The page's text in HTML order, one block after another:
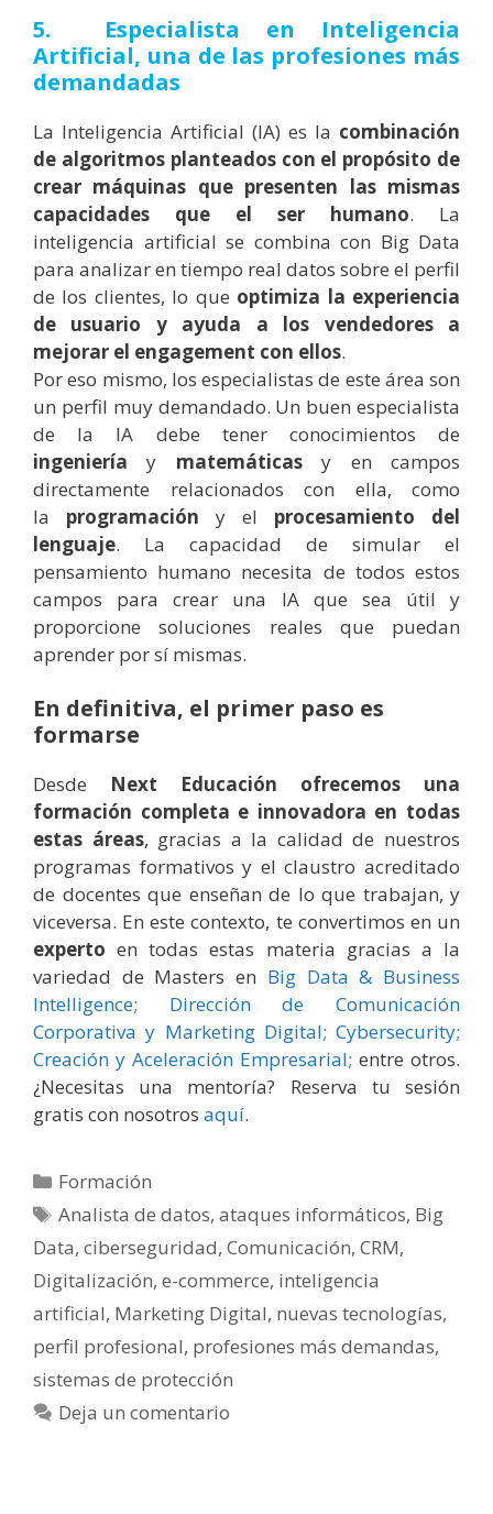
5. Especialista en Inteligencia
Artificial, una de las profesiones más
demandadas
La Inteligencia Artificial (IA) es la combinación
de algoritmos planteados con el propósito de
crear máquinas que presenten las mismas
capacidades que el ser humano. La
inteligencia artificial se combina con Big Data
para analizar en tiempo real datos sobre el perfil
de los clientes, lo que optimiza la experiencia
de usuario y ayuda a los vendedores a
mejorar el engagement con ellos.
Por eso mismo, los especialistas de este área son
un perfil muy demandado. Un buen especialista
de la IA debe tener conocimientos de
ingeniería y matemáticasy en campos
directamente relacionados con ella, como
la programación y el procesamiento del
lenguaje. La capacidad de simular el
pensamiento humano necesita de todos estos
campos para crear una IA que sea útil y
proporcione soluciones reales que puedan
aprender por sí mismas.
En definitiva, el primer paso es
formarse
Desde Next Educación ofrecemos una
formación completa e innovadora en todas
estas áreas, gracias a la calidad de nuestros
programas formativos y el claustro acreditado
de docentes que enseñan de lo que trabajan, y
viceversa. En este contexto, te convertimos en un
experto en todas estas materia gracias a la
variedad de Masters en Big Data & Business
Intelligence; Dirección de Comunicación
Corporativa y Marketing Digital; Cybersecurity;
Creación y Aceleración Empresarial; entre otros.
¿Necesitas una mentoría? Reserva tu sesión
gratis con nosotros aquí.
Categorías
Formación
Etiquetas
Analista de datos,ataques informáticos, Big
Data, ciberseguridad, Comunicación, CRM,
Digitalización, e-commerce, inteligencia
artificial, Marketing Digital, nuevas tecnologías,
perfil profesional, profesiones más demandas,
sistemas de protección
Deja un comentario